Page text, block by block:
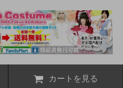
カートを見る